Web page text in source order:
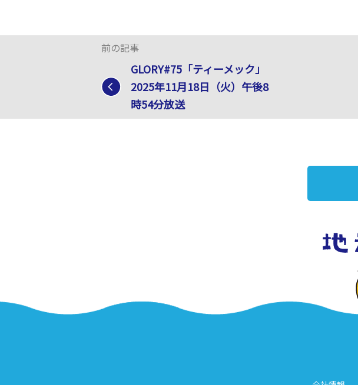
前の記事
GLORY#75「ティーメック」
2025年11月18日（火）午後8
時54分放送